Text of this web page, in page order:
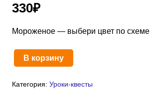
330₽
Мороженое — выбери цвет по схеме
Количество
Урок-
В корзину
Категория: Уроки-квесты